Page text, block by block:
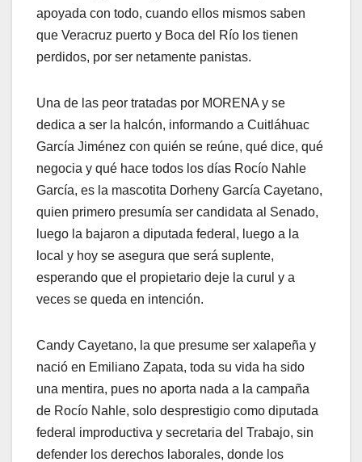
apoyada con todo, cuando ellos mismos saben
que Veracruz puerto y Boca del Río los tienen
perdidos, por ser netamente panistas.
Una de las peor tratadas por MORENA y se
dedica a ser la halcón, informando a Cuitláhuac
García Jiménez con quién se reúne, qué dice, qué
negocia y qué hace todos los días Rocío Nahle
García, es la mascotita Dorheny García Cayetano,
quien primero presumía ser candidata al Senado,
luego la bajaron a diputada federal, luego a la
local y hoy se asegura que será suplente,
esperando que el propietario deje la curul y a
veces se queda en intención.
Candy Cayetano, la que presume ser xalapeña y
nació en Emiliano Zapata, toda su vida ha sido
una mentira, pues no aporta nada a la campaña
de Rocío Nahle, solo desprestigio como diputada
federal improductiva y secretaria del Trabajo, sin
defender los derechos laborales, donde los